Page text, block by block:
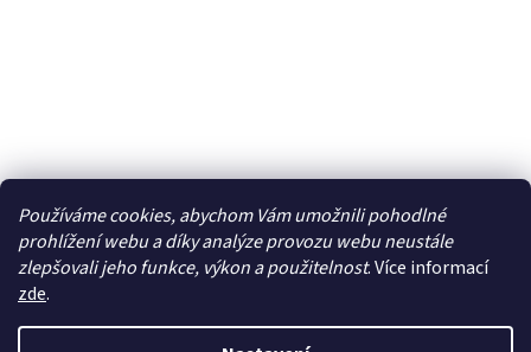
Používáme cookies, abychom Vám umožnili pohodlné
prohlížení webu a díky analýze provozu webu neustále
zlepšovali jeho funkce, výkon a použitelnost. Více informací
zde.